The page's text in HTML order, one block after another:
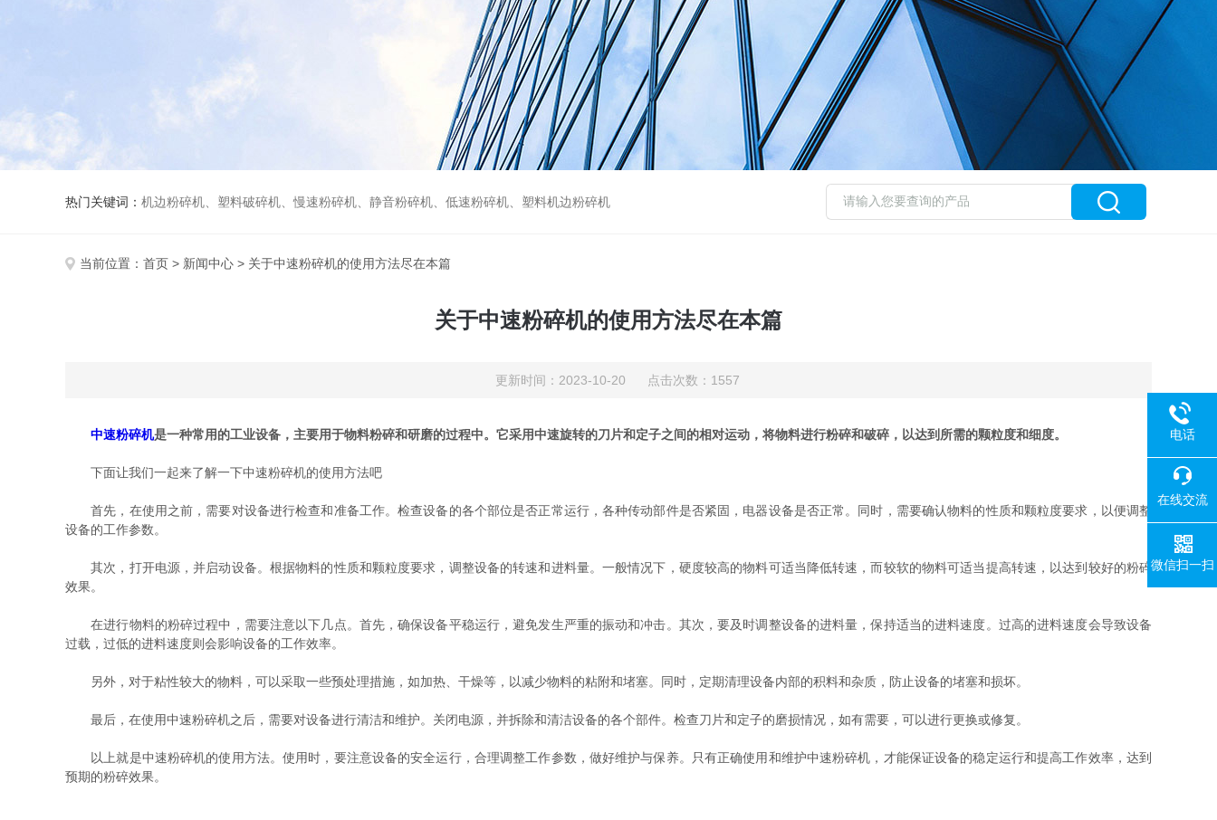
热门关键词： 机边粉碎机、塑料破碎机、慢速粉碎机、静音粉碎机、低速粉碎机、塑料机边粉碎机
当前位置： 首页 > 新闻中心 > 关于中速粉碎机的使用方法尽在本篇
关于中速粉碎机的使用方法尽在本篇
更新时间：2023-10-20 点击次数：1557
中速粉碎机是一种常用的工业设备，主要用于物料粉碎和研磨的过程中。它采用中速旋转的刀片和定子之间的相对运动，将物料进行粉碎和破碎，以达到所需的颗粒度和细度。
下面让我们一起来了解一下中速粉碎机的使用方法吧
首先，在使用之前，需要对设备进行检查和准备工作。检查设备的各个部位是否正常运行，各种传动部件是否紧固，电器设备是否正常。同时，需要确认物料的性质和颗粒度要求，以便调整
设备的工作参数。
其次，打开电源，并启动设备。根据物料的性质和颗粒度要求，调整设备的转速和进料量。一般情况下，硬度较高的物料可适当降低转速，而较软的物料可适当提高转速，以达到较好的粉碎
效果。
在进行物料的粉碎过程中，需要注意以下几点。首先，确保设备平稳运行，避免发生严重的振动和冲击。其次，要及时调整设备的进料量，保持适当的进料速度。过高的进料速度会导致设备
过载，过低的进料速度则会影响设备的工作效率。
另外，对于粘性较大的物料，可以采取一些预处理措施，如加热、干燥等，以减少物料的粘附和堵塞。同时，定期清理设备内部的积料和杂质，防止设备的堵塞和损坏。
最后，在使用中速粉碎机之后，需要对设备进行清洁和维护。关闭电源，并拆除和清洁设备的各个部件。检查刀片和定子的磨损情况，如有需要，可以进行更换或修复。
以上就是中速粉碎机的使用方法。使用时，要注意设备的安全运行，合理调整工作参数，做好维护与保养。只有正确使用和维护中速粉碎机，才能保证设备的稳定运行和提高工作效率，达到
预期的粉碎效果。
电话
在线交流
微信扫一扫